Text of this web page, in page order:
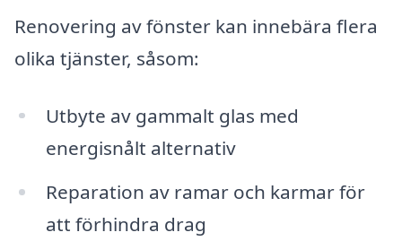
Renovering av fönster kan innebära flera
olika tjänster, såsom:
Utbyte av gammalt glas med
energisnålt alternativ
Reparation av ramar och karmar för
att förhindra drag